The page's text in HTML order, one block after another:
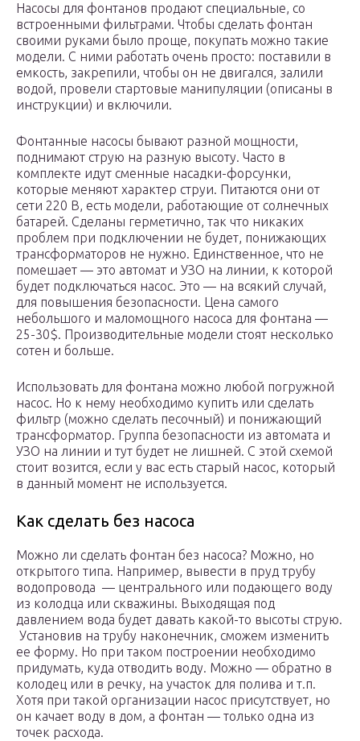
Насосы для фонтанов продают специальные, со
встроенными фильтрами. Чтобы сделать фонтан
своими руками было проще, покупать можно такие
модели. С ними работать очень просто: поставили в
емкость, закрепили, чтобы он не двигался, залили
водой, провели стартовые манипуляции (описаны в
инструкции) и включили.
Фонтанные насосы бывают разной мощности,
поднимают струю на разную высоту. Часто в
комплекте идут сменные насадки-форсунки,
которые меняют характер струи. Питаются они от
сети 220 В, есть модели, работающие от солнечных
батарей. Сделаны герметично, так что никаких
проблем при подключении не будет, понижающих
трансформаторов не нужно. Единственное, что не
помешает — это автомат и УЗО на линии, к которой
будет подключаться насос. Это — на всякий случай,
для повышения безопасности. Цена самого
небольшого и маломощного насоса для фонтана —
25-30$. Производительные модели стоят несколько
сотен и больше.
Использовать для фонтана можно любой погружной
насос. Но к нему необходимо купить или сделать
фильтр (можно сделать песочный) и понижающий
трансформатор. Группа безопасности из автомата и
УЗО на линии и тут будет не лишней. С этой схемой
стоит возится, если у вас есть старый насос, который
в данный момент не используется.
Как сделать без насоса
Можно ли сделать фонтан без насоса? Можно, но
открытого типа. Например, вывести в пруд трубу
водопровода — центрального или подающего воду
из колодца или скважины. Выходящая под
давлением вода будет давать какой-то высоты струю.
Установив на трубу наконечник, сможем изменить
ее форму. Но при таком построении необходимо
придумать, куда отводить воду. Можно — обратно в
колодец или в речку, на участок для полива и т.п.
Хотя при такой организации насос присутствует, но
он качает воду в дом, а фонтан — только одна из
точек расхода.